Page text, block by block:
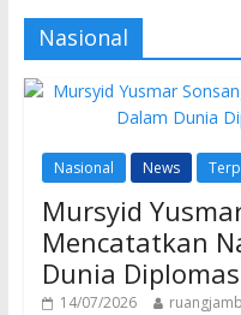
o
o
k
p
p
Nasional
Nasional News
Mursyid
Mencatatkan
Dunia
14/07/2026